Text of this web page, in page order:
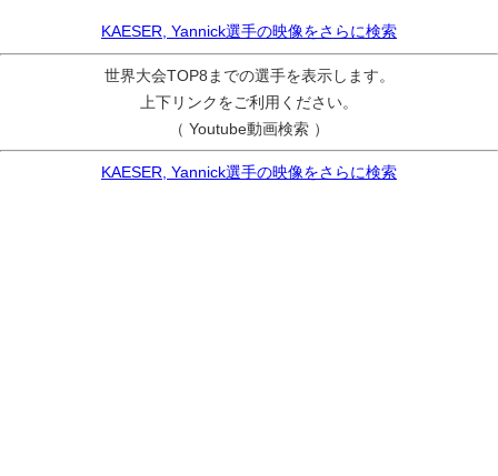
KAESER, Yannick選手の映像をさらに検索
世界大会TOP8までの選手を表示します。
上下リンクをご利用ください。
（ Youtube動画検索 ）
KAESER, Yannick選手の映像をさらに検索